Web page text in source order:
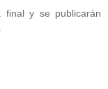
final y se publicarán